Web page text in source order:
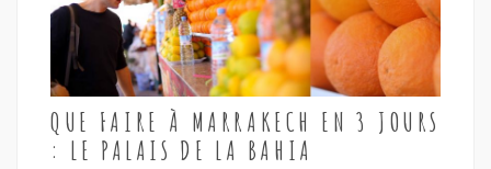
QUE FAIRE À MARRAKECH EN 3 JOURS
: LE PALAIS DE LA BAHIA